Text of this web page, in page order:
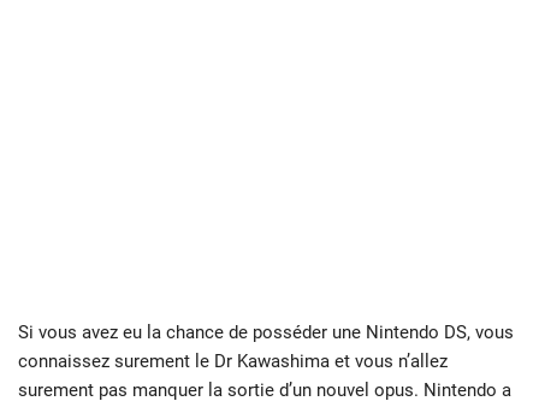
Si vous avez eu la chance de posséder une Nintendo DS, vous
connaissez surement le Dr Kawashima et vous n’allez
surement pas manquer la sortie d’un nouvel opus. Nintendo a